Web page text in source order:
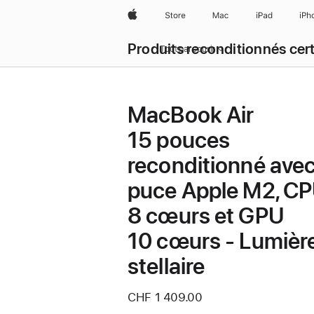
AppleStore Mac iPad
Produits reconditionnés
Tout parcourir
MacBook Air
15 pouces
reconditionné
puce Apple M2,
8 cœurs et GPU
10 cœurs -
stellaire
CHF 1 409.00